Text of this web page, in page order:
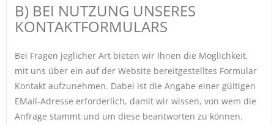
B) BEI NUTZUNG UNSERES
KONTAKTFORMULARS
Bei Fragen jeglicher Art bieten wir Ihnen die Möglichkeit,
mit uns über ein auf der Website bereitgestelltes Formular
Kontakt aufzunehmen. Dabei ist die Angabe einer gültigen
EMail-Adresse erforderlich, damit wir wissen, von wem die
Anfrage stammt und um diese beantworten zu können.